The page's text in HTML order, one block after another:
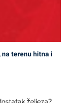
terenu hitna i